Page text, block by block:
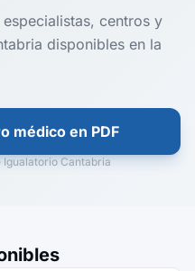
centros y
disponibles en la
médico en PDF
Cantabria